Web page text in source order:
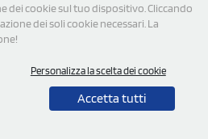
dei cookie sul tuo dispositivo. Cliccando
dei soli cookie necessari. La
Personalizza la scelta dei cookie
Accetta tutti